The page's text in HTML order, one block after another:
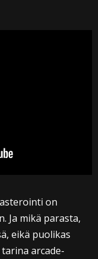
on
Ja mikä parasta,
eikä puolikas
arcade-